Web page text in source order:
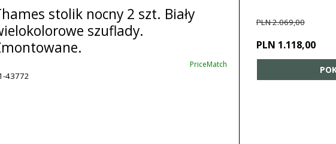
stolik nocny 2 szt. Biały
szuflady.
PriceMatch
43772
PLN 2.069,00
PLN 1.118,00